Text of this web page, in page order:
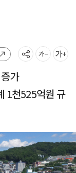
가
1천525억원 규